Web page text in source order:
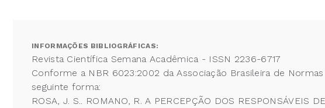
INFORMAÇÕES BIBLIOGRÁFICAS:
Revista Científica Semana Acadêmica - ISSN 2236-6717
Conforme a NBR 6023:2002 da Associação Brasileira de
seguinte forma:
ROSA, J. S.. ROMANO, R. A PERCEPÇÃO DOS RESPONSÁVEIS